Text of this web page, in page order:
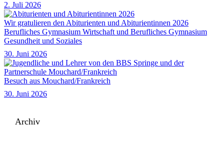
2. Juli 2026
Wir gratulieren den Abiturienten und Abiturientinnen 2026
Berufliches Gymnasium Wirtschaft und Berufliches Gymnasium
Gesundheit und Soziales
30. Juni 2026
Besuch aus Mouchard/Frankreich
30. Juni 2026
Archiv